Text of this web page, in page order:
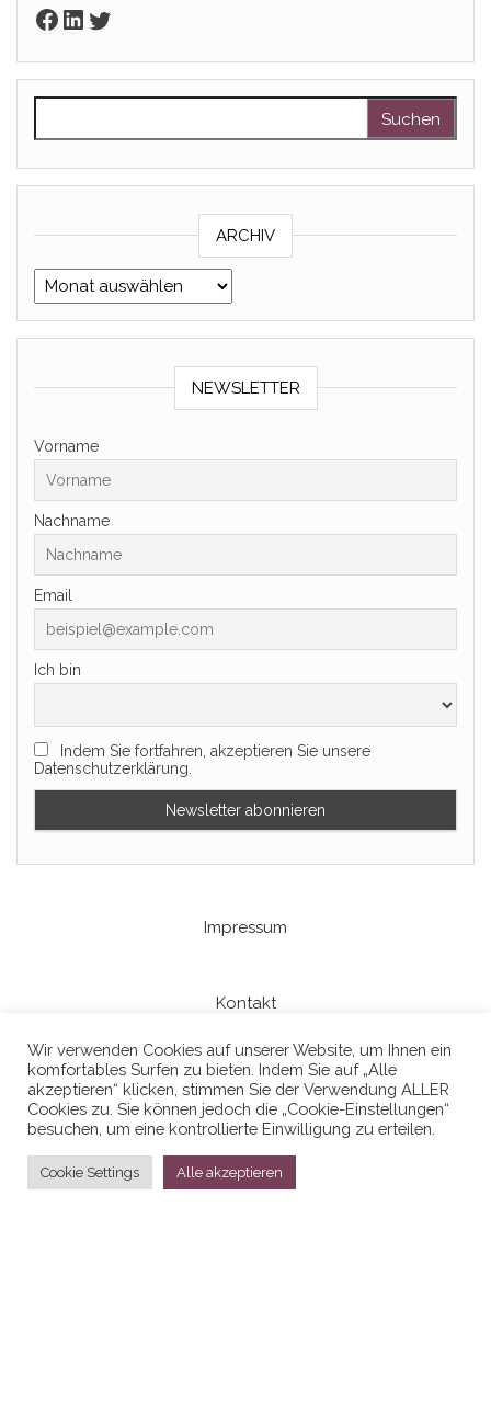
Facebook
LinkedIn
Twitter
ARCHIV
Archiv
NEWSLETTER
Vorname
Nachname
Email
Ich bin
Indem Sie fortfahren, akzeptieren Sie unsere
Datenschutzerklärung.
Impressum
Kontakt
Datenschutzerklaerung
Stolz präsentiert vonWordPress
Wir verwenden Cookies auf unserer Website, um Ihnen ein
komfortables Surfen zu bieten. Indem Sie auf „Alle
akzeptieren“ klicken, stimmen Sie der Verwendung ALLER
Cookies zu. Sie können jedoch die „Cookie-Einstellungen“
besuchen, um eine kontrollierte Einwilligung zu erteilen.
Cookie Settings Alle akzeptieren